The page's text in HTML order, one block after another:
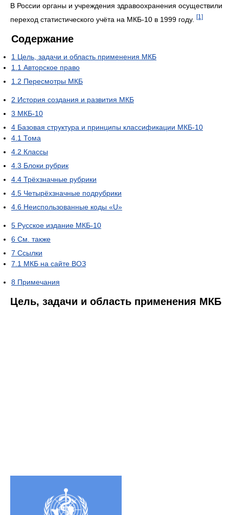
В России органы и учреждения здравоохранения осуществили
переход статистического учёта на МКБ-10 в 1999 году. [1]
Содержание
1 Цель, задачи и область применения МКБ
1.1 Авторское право
1.2 Пересмотры МКБ
2 История создания и развития МКБ
3 МКБ-10
4 Базовая структура и принципы классификации МКБ-10
4.1 Тома
4.2 Классы
4.3 Блоки рубрик
4.4 Трёхзначные рубрики
4.5 Четырёхзначные подрубрики
4.6 Неиспользованные коды «U»
5 Русское издание МКБ-10
6 См. также
7 Ссылки
7.1 МКБ на сайте ВОЗ
8 Примечания
Цель, задачи и область применения МКБ